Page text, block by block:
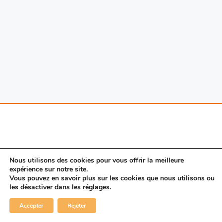
© 2026 Porte SAS. |Mentions légales|Nous
contacter| CGV
linkedin
Nous utilisons des cookies pour vous offrir la meilleure
expérience sur notre site.
Vous pouvez en savoir plus sur les cookies que nous utilisons ou
les désactiver dans les réglages.
Accepter Rejeter